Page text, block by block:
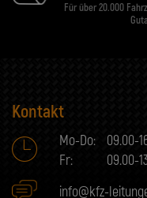
Für über 20.000
Kontakt
Mo-Do:
09.00-
Fr:
09.00-
info@kfz-